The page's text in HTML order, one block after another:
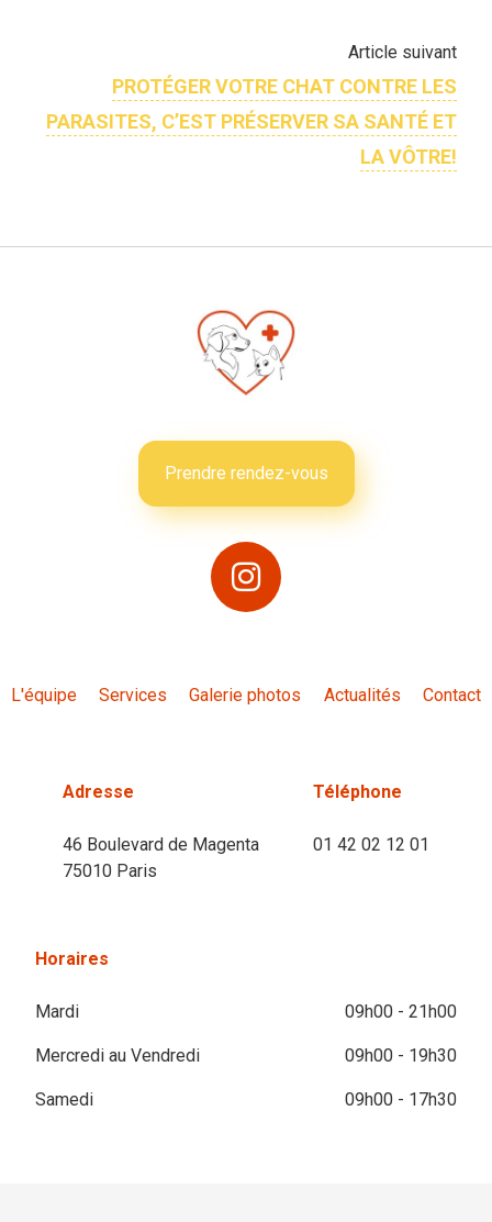
Article suivant
PROTÉGER VOTRE CHAT CONTRE LES
PARASITES, C’EST PRÉSERVER SA SANTÉ ET
LA VÔTRE!
Prendre rendez-vous
L'équipe Services Galerie photos Actualités Contact
Adresse
46 Boulevard de Magenta
75010 Paris
Téléphone
01 42 02 12 01
Horaires
Mardi 09h00 - 21h00
Mercredi au Vendredi 09h00 - 19h30
Samedi 09h00 - 17h30